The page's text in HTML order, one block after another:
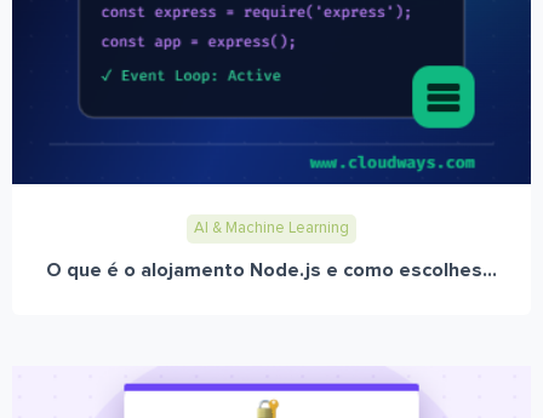
AI & Machine Learning
O que é o alojamento Node.js e como escolhes...